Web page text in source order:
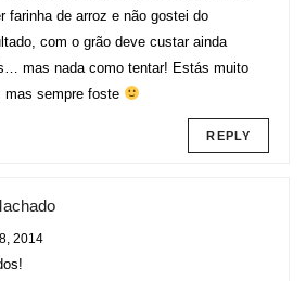
farinha de arroz e não gostei do
com o grão deve custar ainda
mas nada como tentar! Estás muito
mas sempre foste
REPLY
2014